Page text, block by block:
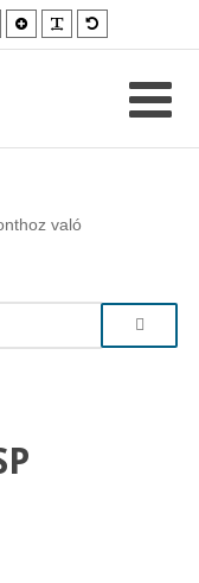
Kisebb
betűméret
Nagyobb
betűméret
való